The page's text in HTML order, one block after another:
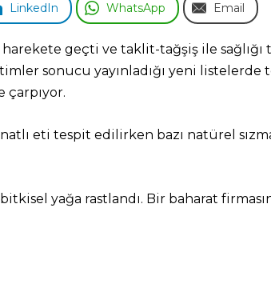
LinkedIn WhatsApp Email
geçti ve taklit-tağşiş ile
sonucu yayınladığı yeni
çarpıyor.
eti tespit edilirken bazı natürel
yağa rastlandı. Bir baharat